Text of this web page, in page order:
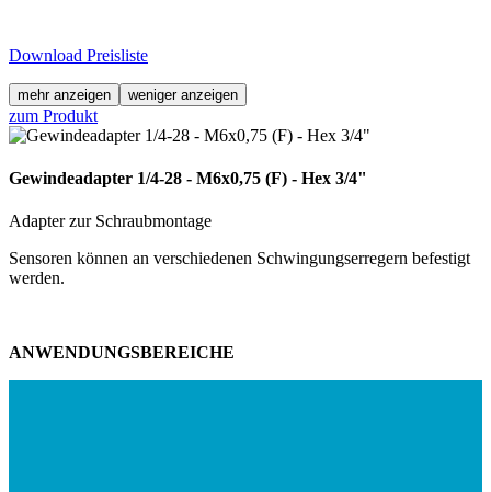
Download Preisliste
mehr anzeigen weniger anzeigen
zum Produkt
Gewindeadapter 1/4-28 - M6x0,75 (F) - Hex 3/4"
Adapter zur Schraubmontage
Sensoren können an verschiedenen Schwingungserregern befestigt
werden.
ANWENDUNGSBEREICHE